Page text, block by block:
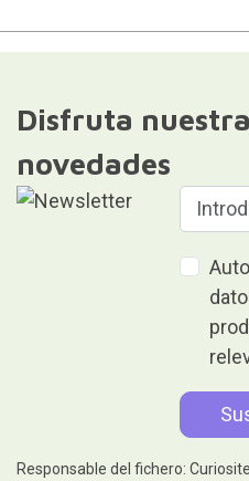
Disfruta
novedades
Responsable del fichero: